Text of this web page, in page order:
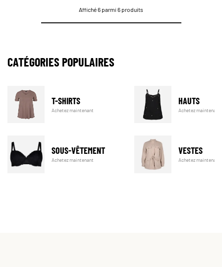
Affiché 6 parmi 6 produits
CATÉGORIES POPULAIRES
T-SHIRTS
Achetez maintenant
HAUTS
Achetez maintenant
SOUS-VÊTEMENT
Achetez maintenant
VESTES
Achetez maintenant